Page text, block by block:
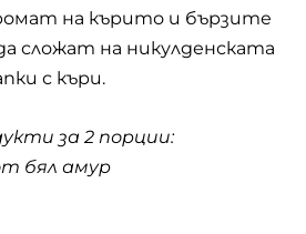
на кърито и бързите
сложат на никулденската
с къри.
за 2 порции:
бял амур